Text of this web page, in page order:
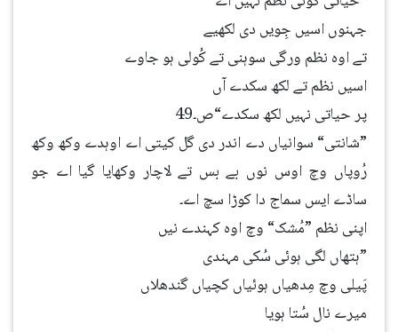
جہنوں اسیں جِویں دی لکھیے
تے اوہ نظم ورگی سوہنی تے کُولی ہو جاوے
اسیں نظم تے لکھ سکدے آں
پر حیاتی نہیں لکھ سکدے“ص۔49
”شانتی“ سوانیاں دے اندر دی گل کیتی اے اوہدے وکھ وکھ
رُوپاں وچ اوس نوں بے بس تے لاچار وکھایا گیا اے جو
ساڈے ایس سماج دا کوڑا سچ اے۔
اپنی نظم ”مُشک“ وچ اوہ کہندے نیں
”ہتھاں لگی ہوئی سُکی مہندی
پَیلی وچ مِدھیاں ہوئیاں کچیاں گندھلاں
میرے نال سُتا ہویا